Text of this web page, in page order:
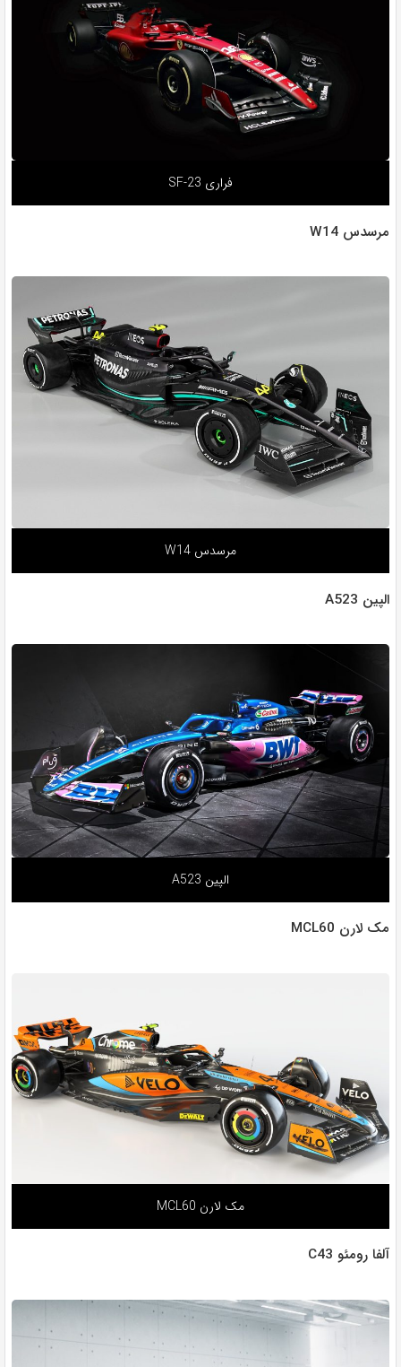
فراری SF-23
مرسدس W14
مرسدس W14
الپین A523
الپین A523
مک لارن MCL60
مک لارن MCL60
آلفا رومئو C43